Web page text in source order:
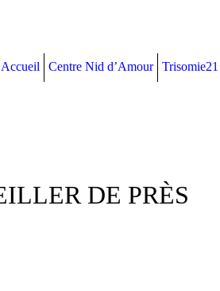
Accueil Centre Nid d’Amour Trisomie21
DE PRÈS